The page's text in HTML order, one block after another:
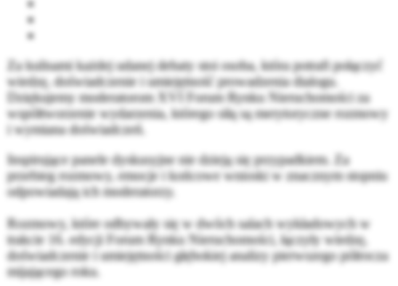
Za kulisami każdej udanej debaty stoi osoba, która potrafi połączyć
wiedzę, doświadczenie i umiejętność prowadzenia dialogu.
Dziękujemy moderatorom XVI Forum Rynku Nieruchomości za
współtworzenie wydarzenia, którego siłą są merytoryczne rozmowy
i wymiana doświadczeń.
Inspirujące panele dyskusyjne nie dzieją się przypadkiem. Za
przebieg rozmowy, emocje i końcowe wnioski w znacznym stopniu
odpowiadają ich moderatorzy.
Rozmowy, które odbywały się w dwóch salach wykładowych w
trakcie 16. edycji Forum Rynku Nieruchomości, łączyły wiedzę,
doświadczenie i umiejętności głębokiej analizy pierwszego półrocza
mijającego roku.